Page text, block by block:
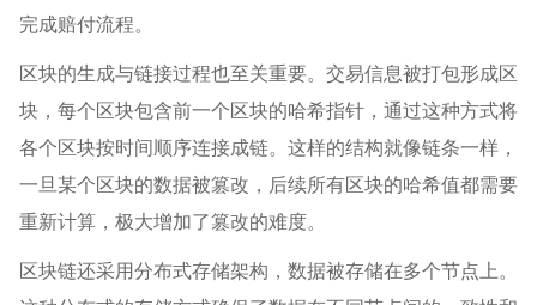
完成赔付流程。
区块的生成与链接过程也至关重要。交易信息被打包形成区
块，每个区块包含前一个区块的哈希指针，通过这种方式将
各个区块按时间顺序连接成链。这样的结构就像链条一样，
一旦某个区块的数据被篡改，后续所有区块的哈希值都需要
重新计算，极大增加了篡改的难度。
区块链还采用分布式存储架构，数据被存储在多个节点上。